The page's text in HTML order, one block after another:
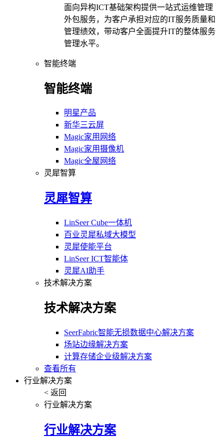
面向异构ICT基础架构提供一站式运维管理
外包服务，为客户承担对应的IT服务质量和
管理绩效，带动客户全面提升IT的整体服务
管理水平。
智能终端
智能终端
明星产品
新华三云屏
Magic家用网络
Magic家用摄像机
Magic全屋网络
灵犀智算
灵犀智算
LinSeer Cube一体机
百业灵犀私域大模型
灵犀使能平台
LinSeer ICT智能体
灵犀AI助手
技术解决方案
技术解决方案
SeerFabric智能无损数据中心解决方案
场站边缘解决方案
计算存储企业级解决方案
查看所有
行业解决方案
< 返回
行业解决方案
行业解决方案